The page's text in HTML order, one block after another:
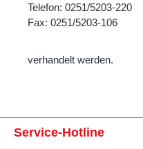
Telefon: 0251/5203-220
Fax: 0251/5203-106
verhandelt werden.
Service-Hotline